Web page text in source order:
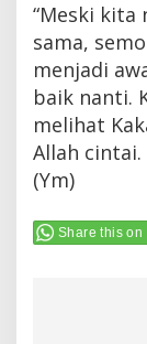
“Meski kita
sama,
menjadi
baik nanti.
melihat
Allah cintai.
(Ym)
Share this on